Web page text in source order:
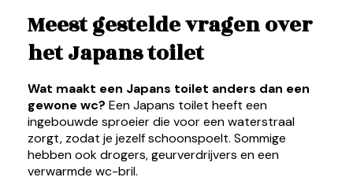
Meest gestelde vragen over
het Japans toilet
Wat maakt een Japans toilet anders dan een
gewone wc? Een Japans toilet heeft een
ingebouwde sproeier die voor een waterstraal
zorgt, zodat je jezelf schoonspoelt. Sommige
hebben ook drogers, geurverdrijvers en een
verwarmde wc-bril.